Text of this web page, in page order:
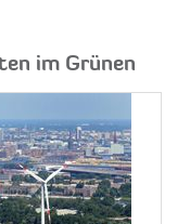
im Grünen